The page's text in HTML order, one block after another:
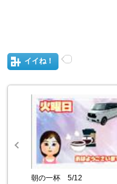
イイね！
朝の一杯 5/12